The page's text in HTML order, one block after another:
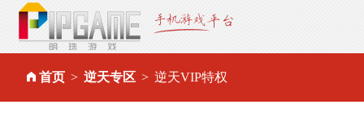
首页 逆天专区 逆天VIP特权